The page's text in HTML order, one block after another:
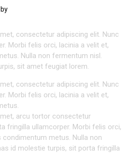
by
consectetur adipiscing elit. Nunc
Morbi felis orci, lacinia a velit et,
Nulla non fermentum nisl.
sit amet feugiat lorem.
consectetur adipiscing elit. Nunc
Morbi felis orci, lacinia a velit et,
arcu tortor consectetur
fringilla ullamcorper. Morbi felis orci,
condimentum metus. Nulla non
id molestie turpis, sit porta fringilla